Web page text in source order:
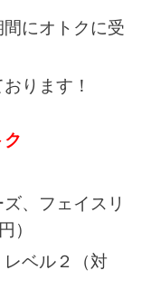
にオトクに受
ります！
、フェイスリ
）
ベル２（対